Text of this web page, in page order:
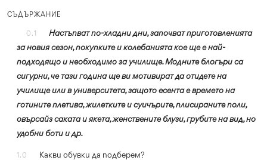
СЪДЪРЖАНИЕ
0.1
Настъпват по-хладни дни, започват приготовленията
за новия сезон, покупките и колебанията кое ще е най-
подходящо и необходимо за училище. Модните блогъри са
сигурни, че тази година ще ви мотивират да отидете на
училище или в университета, защото есента е времето на
готините плетива, жилетките и суичърите, плисираните поли,
овърсайз саката и якета, женствените блузи, грубите на вид, но
удобни боти и др.
1.0 Какви обувки да подберем?